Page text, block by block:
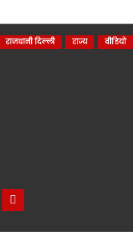
राजधानी दिल्ली राज्य वीडियो